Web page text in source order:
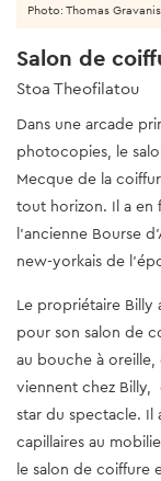
Photo: Thomas Gravanis
Salon de
Stoa Theofilatou
Dans une arcade
photocopies, le
Mecque de la
tout horizon. Il a en
l'ancienne Bourse
new-yorkais de
Le propriétaire Billy
pour son salon de
au bouche à
viennent chez Billy,
star du spectacle. Il
capillaires au
le salon de coiffure